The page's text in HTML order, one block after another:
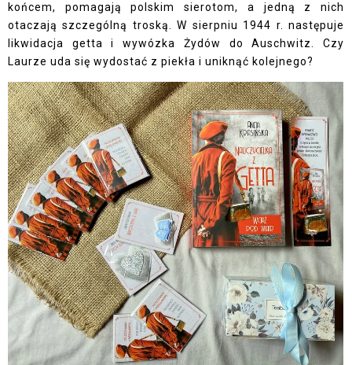
końcem, pomagają polskim sierotom, a jedną z nich
otaczają szczególną troską. W sierpniu 1944 r. następuje
likwidacja getta i wywózka Żydów do Auschwitz. Czy
Laurze uda się wydostać z piekła i uniknąć kolejnego?